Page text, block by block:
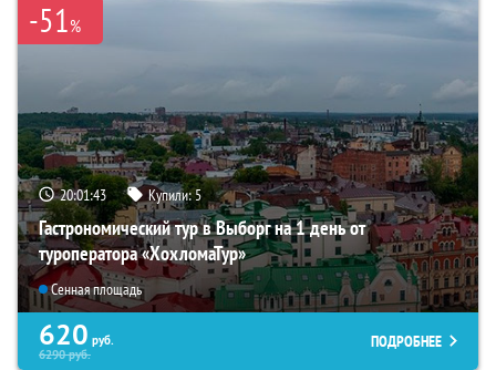
-51%
20:01:42 Купили:5
Гастрономический тур в Выборг на 1 день от
туроператора «ХохломаТур»
Сенная площадь
620 руб.
6290руб.
ПОДРОБНЕЕ